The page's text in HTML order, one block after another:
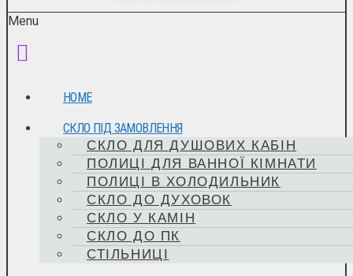
Menu
HOME
СКЛО ПІД ЗАМОВЛЕННЯ
СКЛО ДЛЯ ДУШОВИХ КАБІН
ПОЛИЦІ ДЛЯ ВАННОЇ КІМНАТИ
ПОЛИЦІ В ХОЛОДИЛЬНИК
СКЛО ДО ДУХОВОК
СКЛО У КАМІН
СКЛО ДО ПК
СТІЛЬНИЦІ